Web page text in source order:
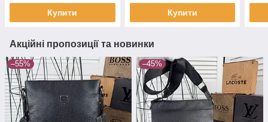
Купити Купити
Акційні пропозиції та новинки
–55% –45%